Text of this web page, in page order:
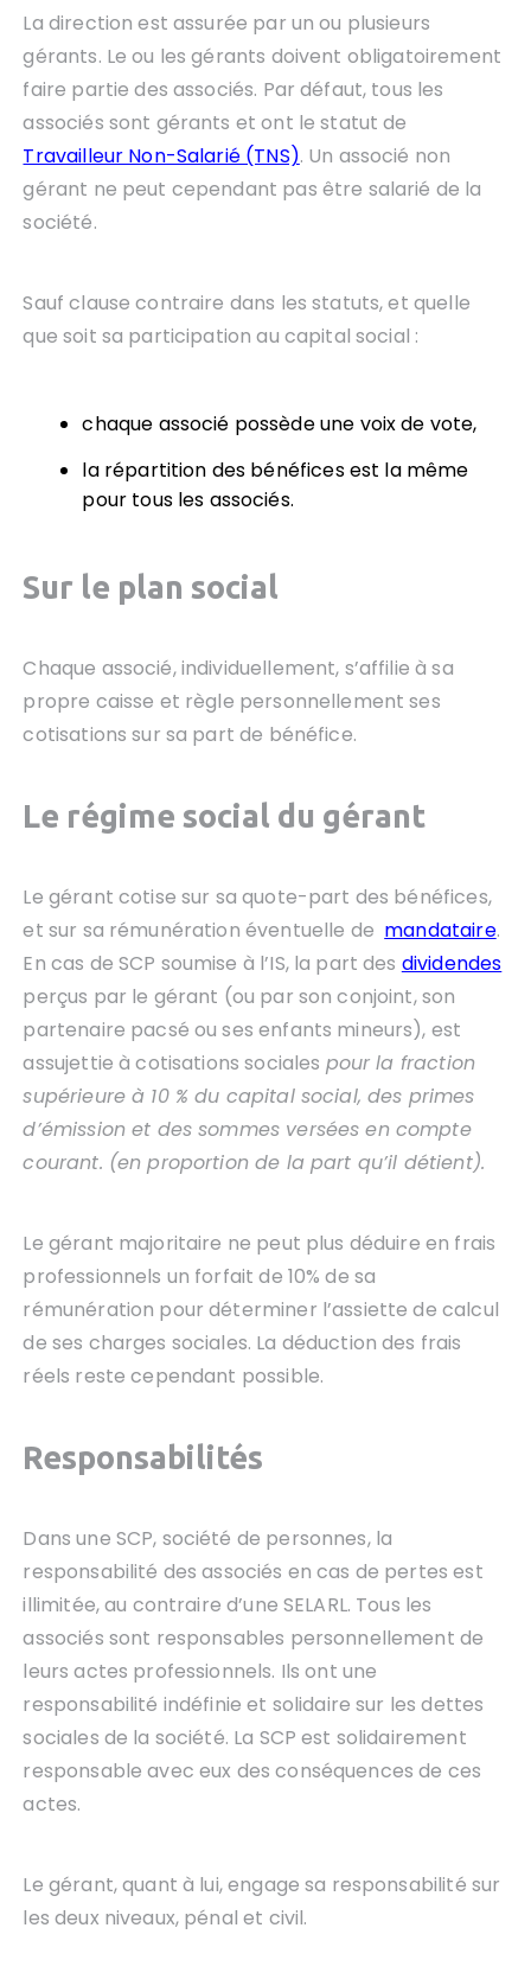
La direction est assurée par un ou plusieurs
gérants. Le ou les gérants doivent obligatoirement
faire partie des associés. Par défaut, tous les
associés sont gérants et ont le statut de
Travailleur Non-Salarié (TNS). Un associé non
gérant ne peut cependant pas être salarié de la
société.
Sauf clause contraire dans les statuts, et quelle
que soit sa participation au capital social :
chaque associé possède une voix de vote,
la répartition des bénéfices est la même
pour tous les associés.
Sur le plan social
Chaque associé, individuellement, s’affilie à sa
propre caisse et règle personnellement ses
cotisations sur sa part de bénéfice.
Le régime social du gérant
Le gérant cotise sur sa quote-part des bénéfices,
et sur sa rémunération éventuelle de mandataire.
En cas de SCP soumise à l’IS, la part des dividendes
perçus par le gérant (ou par son conjoint, son
partenaire pacsé ou ses enfants mineurs), est
assujettie à cotisations sociales pour la fraction
supérieure à 10 % du capital social, des primes
d’émission et des sommes versées en compte
courant. (en proportion de la part qu’il détient).
Le gérant majoritaire ne peut plus déduire en frais
professionnels un forfait de 10% de sa
rémunération pour déterminer l’assiette de calcul
de ses charges sociales. La déduction des frais
réels reste cependant possible.
Responsabilités
Dans une SCP, société de personnes, la
responsabilité des associés en cas de pertes est
illimitée, au contraire d’une SELARL. Tous les
associés sont responsables personnellement de
leurs actes professionnels. Ils ont une
responsabilité indéfinie et solidaire sur les dettes
sociales de la société. La SCP est solidairement
responsable avec eux des conséquences de ces
actes.
Le gérant, quant à lui, engage sa responsabilité sur
les deux niveaux, pénal et civil.